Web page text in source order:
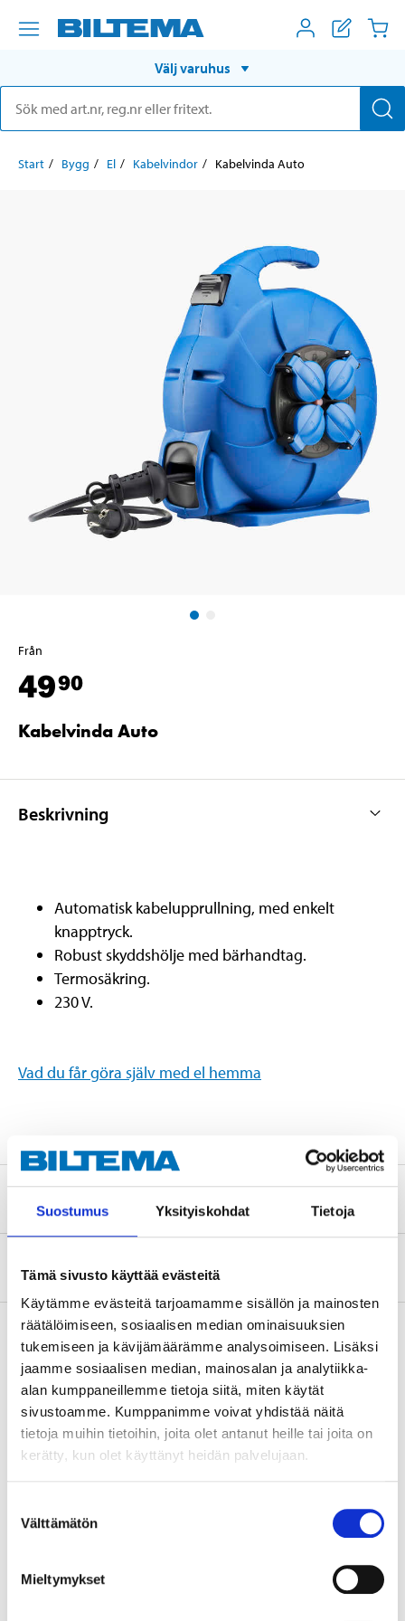
Suostumus Yksityiskohdat Tietoja
Tämä sivusto käyttää evästeitä
Käytämme evästeitä tarjoamamme sisällön ja mainosten
räätälöimiseen, sosiaalisen median ominaisuuksien
tukemiseen ja kävijämäärämme analysoimiseen. Lisäksi
jaamme sosiaalisen median, mainosalan ja analytiikka-
alan kumppaneillemme tietoja siitä, miten käytät
sivustoamme. Kumppanimme voivat yhdistää näitä
tietoja muihin tietoihin, joita olet antanut heille tai joita on
kerätty, kun olet käyttänyt heidän palvelujaan.
valinta
Välttämätön
Mieltymykset
Välj varuhus
Start Bygg El Kabelvindor Kabelvinda Auto
Från
4990
Kabelvinda Auto
Beskrivning
Automatisk kabelupprullning, med enkelt
knapptryck.
Robust skyddshölje med bärhandtag.
Termosäkring.
230 V.
Vad du får göra själv med el hemma
Om tillverkaren
KABELVINDA IP44 15M
För utomhusbruk, 3G1,5 mm² (H07RN-F). IP44.
15 m